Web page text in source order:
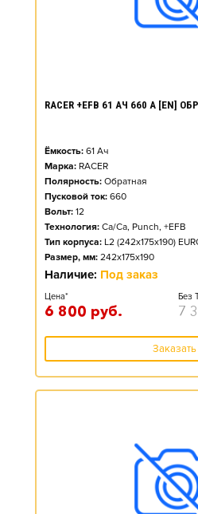
RACER +EFB 61 АЧ 660 А [EN]
Ёмкость: 61 Ач
Марка: RACER
Полярность: Обратная
Пусковой ток: 660
Вольт: 12
Технология: Ca/Ca, Punch, +EFB
Тип корпуса: L2 (242x175x190)
Размер, мм: 242x175x190
Наличие: Под заказ
Цена*
6 800 руб.
Без
7
Заказать